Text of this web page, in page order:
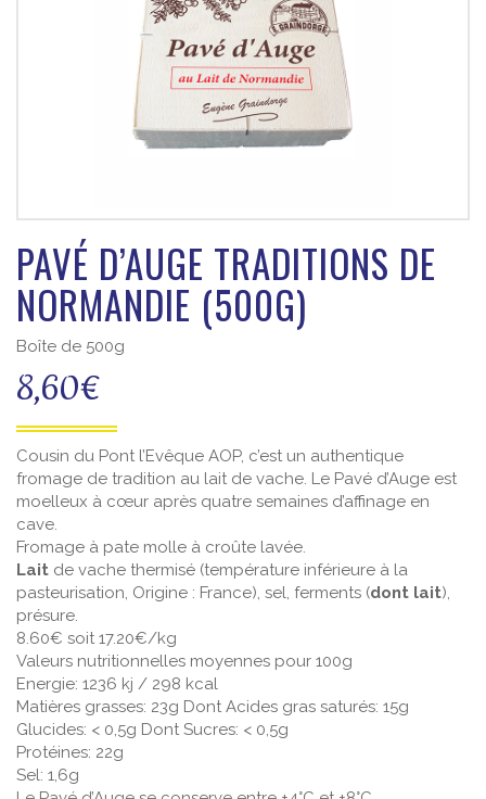
PAVÉ D’AUGE TRADITIONS DE
NORMANDIE (500G)
Boîte de 500g
8,60€
Cousin du Pont l’Evêque AOP, c’est un authentique
fromage de tradition au lait de vache. Le Pavé d’Auge est
moelleux à cœur après quatre semaines d’affinage en
cave.
Fromage à pate molle à croûte lavée.
Lait de vache thermisé (température inférieure à la
pasteurisation, Origine : France), sel, ferments (dont lait),
présure.
8.60€ soit 17.20€/kg
Valeurs nutritionnelles moyennes pour 100g
Energie: 1236 kj / 298 kcal
Matières grasses: 23g Dont Acides gras saturés: 15g
Glucides: < 0,5g Dont Sucres: < 0,5g
Protéines: 22g
Sel: 1,6g